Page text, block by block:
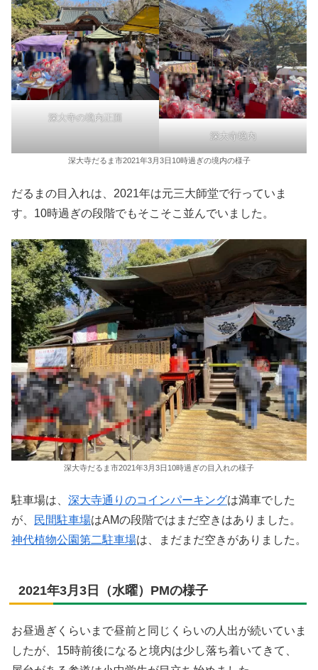
深大寺の境内正面
深大寺境内
深大寺だるま市2021年3月3日10時過ぎの境内の様子
だるまの目入れは、2021年は元三大師堂で行っていま
す。10時過ぎの段階でもそこそこ並んでいました。
深大寺だるま市2021年3月3日10時過ぎの目入れの様子
駐車場は、 深大寺通りのコインパーキングは満車でした
が、
民間駐車場はAMの段階ではまだ空きはありました。
神代植物公園第二駐車場は、まだまだ空きがありました。
2021年3月3日（水曜）PMの様子
お昼過ぎくらいまで昼前と同じくらいの人出が続いていま
したが、15時前後になると境内は少し落ち着いてきて、